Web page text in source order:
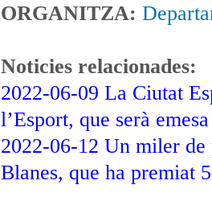
ORGANITZA:
Noticies relacionades:
2022-06-09 La Ciutat
l’Esport, que serà
2022-06-12 Un miler de
Blanes, que ha premiat